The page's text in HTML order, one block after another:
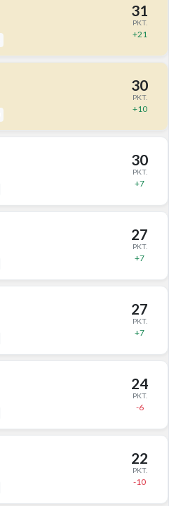
31
PKT.
+21
30
PKT.
+10
30
PKT.
+7
27
PKT.
+7
27
PKT.
+7
24
PKT.
-6
22
PKT.
-10